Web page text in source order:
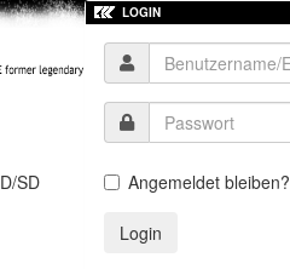
SD
LOGIN
Angemeldet bleiben?
Login